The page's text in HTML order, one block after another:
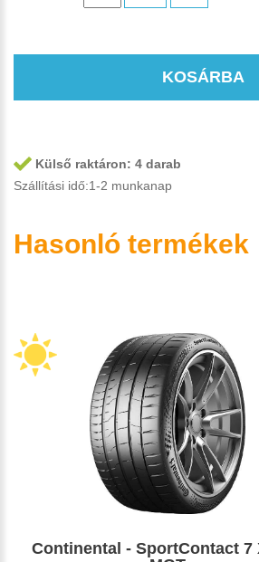
KOSÁRBA
Külső raktáron: 4 darab
Szállítási idő:1-2 munkanap
Hasonló termékek
Continental - SportContact 7